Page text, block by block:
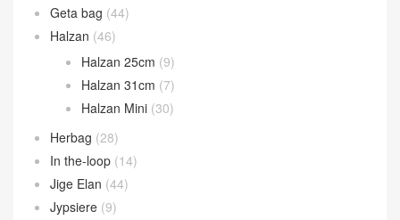
Geta bag (44)
Halzan (46)
Halzan 25cm (9)
Halzan 31cm (7)
Halzan Mini (30)
Herbag (28)
In the-loop (14)
Jige Elan (44)
Jypsiere (9)